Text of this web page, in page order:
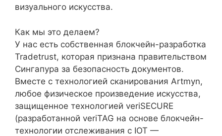
визуального искусства.
Как мы это делаем?
У нас есть собственная блокчейн-разработка
Tradetrust, которая признана правительством
Сингапура за безопасность документов.
Вместе с технологией сканирования Artmyn,
любое физическое произведение искусства,
защищенное технологией veriSECURE
(разработанной veriTAG на основе блокчейн-
технологии отслеживания с IOT —